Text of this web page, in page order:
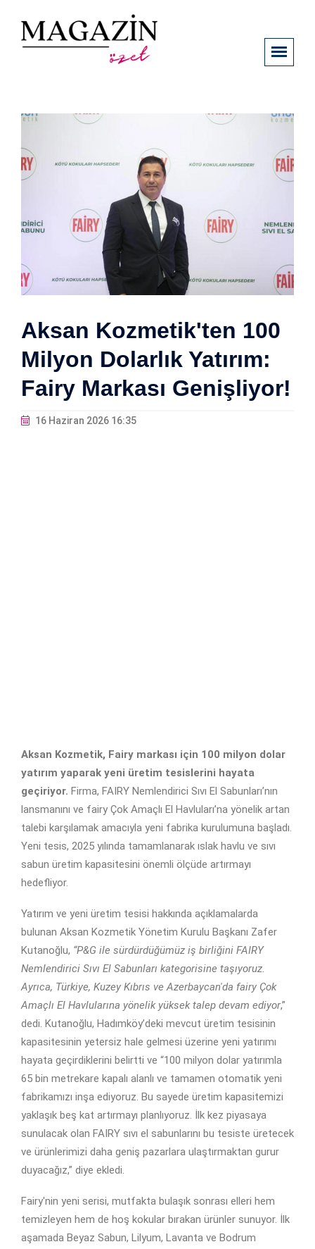
Aksan Kozmetik'ten 100
Milyon Dolarlık Yatırım:
Fairy Markası Genişliyor!
16 Haziran 2026 16:35
Aksan Kozmetik, Fairy markası için 100 milyon dolar
yatırım yaparak yeni üretim tesislerini hayata
geçiriyor. Firma, FAIRY Nemlendirici Sıvı El Sabunları’nın
lansmanını ve fairy Çok Amaçlı El Havluları’na yönelik artan
talebi karşılamak amacıyla yeni fabrika kurulumuna başladı.
Yeni tesis, 2025 yılında tamamlanarak ıslak havlu ve sıvı
sabun üretim kapasitesini önemli ölçüde artırmayı
hedefliyor.
Yatırım ve yeni üretim tesisi hakkında açıklamalarda
bulunan Aksan Kozmetik Yönetim Kurulu Başkanı Zafer
Kutanoğlu, “P&G ile sürdürdüğümüz iş birliğini FAIRY
Nemlendirici Sıvı El Sabunları kategorisine taşıyoruz.
Ayrıca, Türkiye, Kuzey Kıbrıs ve Azerbaycan'da fairy Çok
Amaçlı El Havlularına yönelik yüksek talep devam ediyor,”
dedi. Kutanoğlu, Hadımköy’deki mevcut üretim tesisinin
kapasitesinin yetersiz hale gelmesi üzerine yeni yatırımı
hayata geçirdiklerini belirtti ve “100 milyon dolar yatırımla
65 bin metrekare kapalı alanlı ve tamamen otomatik yeni
fabrikamızı inşa ediyoruz. Bu sayede üretim kapasitemizi
yaklaşık beş kat artırmayı planlıyoruz. İlk kez piyasaya
sunulacak olan FAIRY sıvı el sabunlarını bu tesiste üretecek
ve ürünlerimizi daha geniş pazarlara ulaştırmaktan gurur
duyacağız,” diye ekledi.
Fairy'nin yeni serisi, mutfakta bulaşık sonrası elleri hem
temizleyen hem de hoş kokular bırakan ürünler sunuyor. İlk
aşamada Beyaz Sabun, Lilyum, Lavanta ve Bodrum